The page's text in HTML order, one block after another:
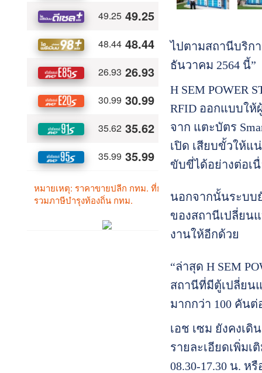
ไปตามสถานีบริก
ธันวาคม 2564 นี้”
H SEM POWER
RFID ออกแบบให้
จาก แตะบัตร
เปิด เสียบขั้วให้
ขับขี่ได้อย่างต่อเ
นอกจากนั้นระบบ
ของสถานีเปลี่ยน
งานให้อีกด้วย
“ล่าสุด H SEM
สถานีที่มีตู้เปลี่ยน
มากกว่า 100 คัน
เอช เซม ยังคงเ
รายละเอียดเพิ่มเ
08.30-17.30 น. ห